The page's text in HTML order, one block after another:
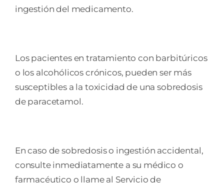
ingestión del medicamento.
Los pacientes en tratamiento con barbitúricos
o los alcohólicos crónicos, pueden ser más
susceptibles a la toxicidad de una sobredosis
de paracetamol.
En caso de sobredosis o ingestión accidental,
consulte inmediatamente a su médico o
farmacéutico o llame al Servicio de